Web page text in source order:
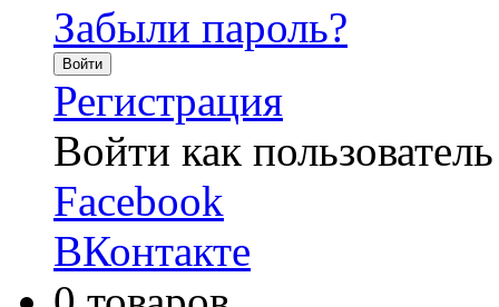
Забыли пароль?
Войти
Регистрация
Войти как пользователь
Facebook
ВКонтакте